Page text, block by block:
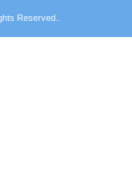
Reserved..